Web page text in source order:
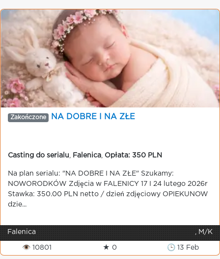
Zakończone NA DOBRE I NA ZŁE
Casting do serialu Falenica Opłata: 350 PLN
Na plan serialu: "NA DOBRE I NA ZŁE" Szukamy:
NOWORODKÓW Zdjęcia w FALENICY 17 I 24 lutego 2026r
Stawka: 350.00 PLN netto / dzień zdjęciowy OPIEKUNOW
dzie...
Falenica , M/K
👁 10801 ★ 0 🕒 13 Feb